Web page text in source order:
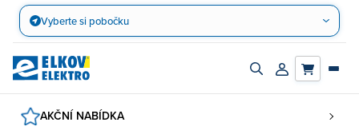
Přejít
obsah
Vyberte si pobočku
Zapnout/vypnout
Přihlásit/
AKČNÍ NABÍDKA